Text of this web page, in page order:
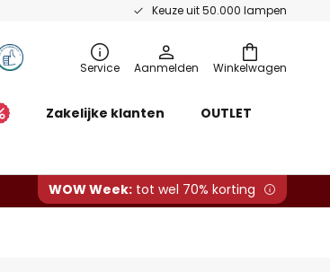
Keuze uit 50.000 lampen
Winkelwagen
Service Aanmelden
Zakelijke klanten OUTLET
WOW Week: tot wel 70% korting